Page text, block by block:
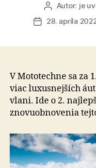
Autor
článku
Autor: je
Dátum
28. apríla
V Mototechne sa za
viac luxusnejších
vlani. Ide o 2.
znovuobnovenia